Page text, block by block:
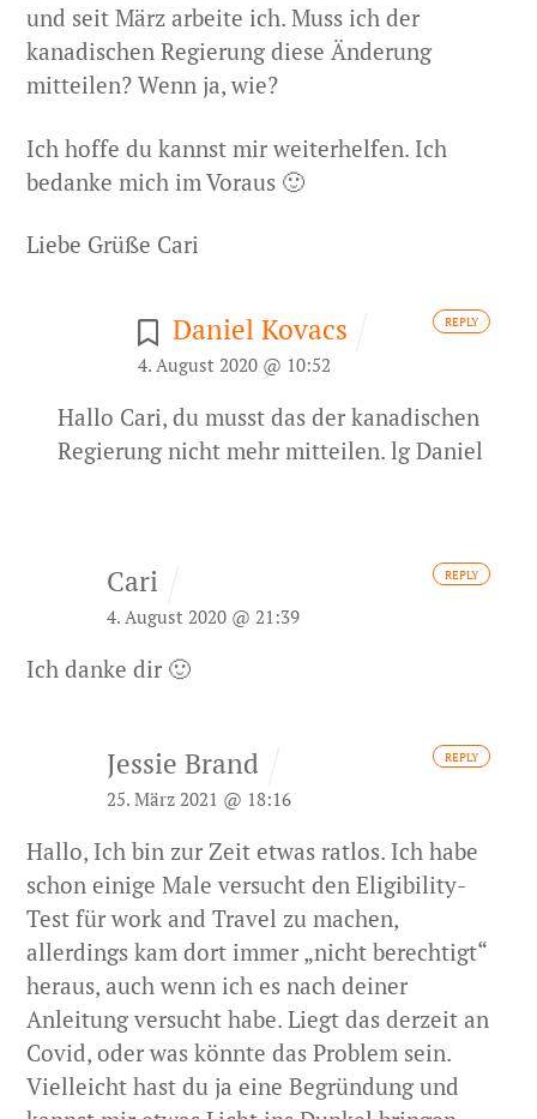
und seit März arbeite ich. Muss ich der
kanadischen Regierung diese Änderung
mitteilen? Wenn ja, wie?
Ich hoffe du kannst mir weiterhelfen. Ich
bedanke mich im Voraus 🙂
Liebe Grüße Cari
Daniel Kovacs
4. August 2020 @ 10:52
Hallo Cari, du musst das der kanadischen
Regierung nicht mehr mitteilen. lg Daniel
REPLY
Cari
4. August 2020 @ 21:39
Ich danke dir 🙂
REPLY
Jessie Brand
25. März 2021 @ 18:16
Hallo, Ich bin zur Zeit etwas ratlos. Ich habe
schon einige Male versucht den Eligibility-
Test für work and Travel zu machen,
allerdings kam dort immer „nicht berechtigt“
heraus, auch wenn ich es nach deiner
Anleitung versucht habe. Liegt das derzeit an
Covid, oder was könnte das Problem sein.
Vielleicht hast du ja eine Begründung und
REPLY